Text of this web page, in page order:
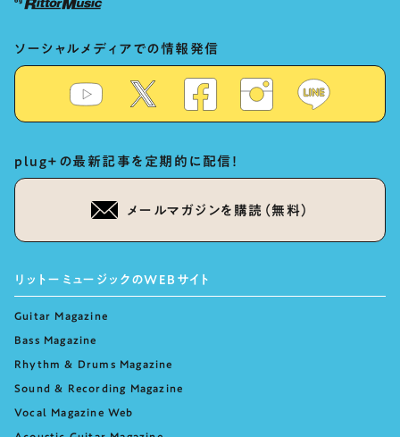
ソーシャルメディアでの情報発信
plug+の最新記事を定期的に配信！
メールマガジンを購読（無料）
リットーミュージックのWEBサイト
Guitar Magazine
Bass Magazine
Rhythm & Drums Magazine
Sound & Recording Magazine
Vocal Magazine Web